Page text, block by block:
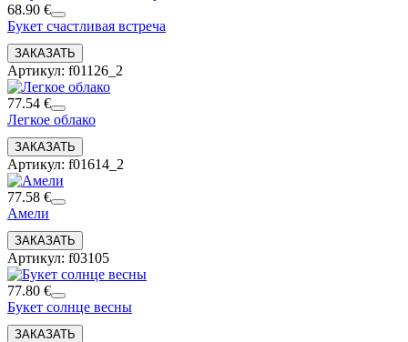
68.90 €
Букет счастливая встреча
Артикул: f01126_2
77.54 €
Легкое облако
Артикул: f01614_2
77.58 €
Амели
Артикул: f03105
77.80 €
Букет солнце весны